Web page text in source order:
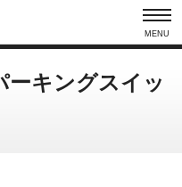
MENU
ーキングスイッ